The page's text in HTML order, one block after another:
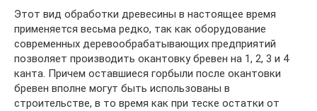
Этот вид обработки древесины в настоящее время
применяется весьма редко, так как оборудование
современных деревообрабатывающих предприятий
позволяет производить окантовку бревен на 1, 2, 3 и 4
канта. Причем оставшиеся горбыли после окантовки
бревен вполне могут быть использованы в
строительстве, в то время как при теске остатки от